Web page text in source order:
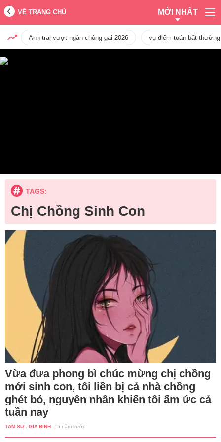
VỀ TRANG CHỦ MỚI NHẤT
Anh trai vượt ngàn chông gai 2026 vụ điểm toán bất
TAGS:
Chị Chồng Sinh Con
Vừa đưa phong bì chúc mừng chị chồng
mới sinh con, tôi liền bị cả nhà chồng
ghét bỏ, nguyên nhân khiến tôi ấm ức cả
tuần nay
TÂM SỰ - GIA ĐÌNH - 5 năm trước